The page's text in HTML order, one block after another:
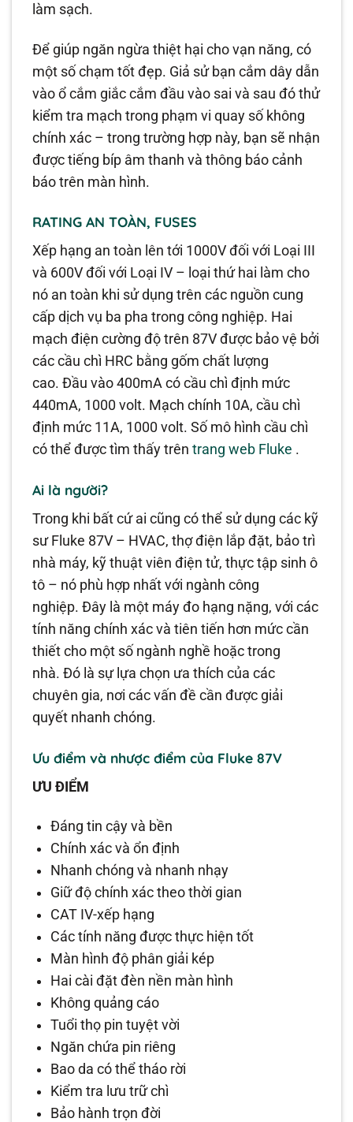
làm sạch.
Để giúp ngăn ngừa thiệt hại cho vạn năng, có
một số chạm tốt đẹp. Giả sử bạn cắm dây dẫn
vào ổ cắm giắc cắm đầu vào sai và sau đó thử
kiểm tra mạch trong phạm vi quay số không
chính xác – trong trường hợp này, bạn sẽ nhận
được tiếng bíp âm thanh và thông báo cảnh
báo trên màn hình.
RATING AN TOÀN, FUSES
Xếp hạng an toàn lên tới 1000V đối với Loại III
và 600V đối với Loại IV – loại thứ hai làm cho
nó an toàn khi sử dụng trên các nguồn cung
cấp dịch vụ ba pha trong công nghiệp. Hai
mạch điện cường độ trên 87V được bảo vệ bởi
các cầu chì HRC bằng gốm chất lượng
cao. Đầu vào 400mA có cầu chì định mức
440mA, 1000 volt. Mạch chính 10A, cầu chì
định mức 11A, 1000 volt. Số mô hình cầu chì
có thể được tìm thấy trêntrang web Fluke .
Ai là người?
Trong khi bất cứ ai cũng có thể sử dụng các kỹ
sư Fluke 87V – HVAC, thợ điện lắp đặt, bảo trì
nhà máy, kỹ thuật viên điện tử, thực tập sinh ô
tô – nó phù hợp nhất với ngành công
nghiệp. Đây là một máy đo hạng nặng, với các
tính năng chính xác và tiên tiến hơn mức cần
thiết cho một số ngành nghề hoặc trong
nhà. Đó là sự lựa chọn ưa thích của các
chuyên gia, nơi các vấn đề cần được giải
quyết nhanh chóng.
Ưu điểm và nhược điểm của Fluke 87V
ƯU ĐIỂM
Đáng tin cậy và bền
Chính xác và ổn định
Nhanh chóng và nhanh nhạy
Giữ độ chính xác theo thời gian
CAT IV-xếp hạng
Các tính năng được thực hiện tốt
Màn hình độ phân giải kép
Hai cài đặt đèn nền màn hình
Không quảng cáo
Tuổi thọ pin tuyệt vời
Ngăn chứa pin riêng
Bao da có thể tháo rời
Kiểm tra lưu trữ chì
Bảo hành trọn đời